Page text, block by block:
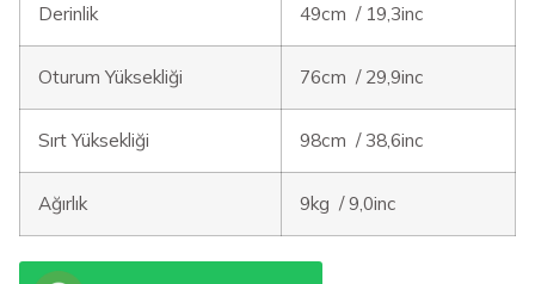
Derinlik 49cm / 19,3inc
Oturum Yüksekliği 76cm / 29,9inc
Sırt Yüksekliği 98cm / 38,6inc
Ağırlık 9kg / 9,0inc